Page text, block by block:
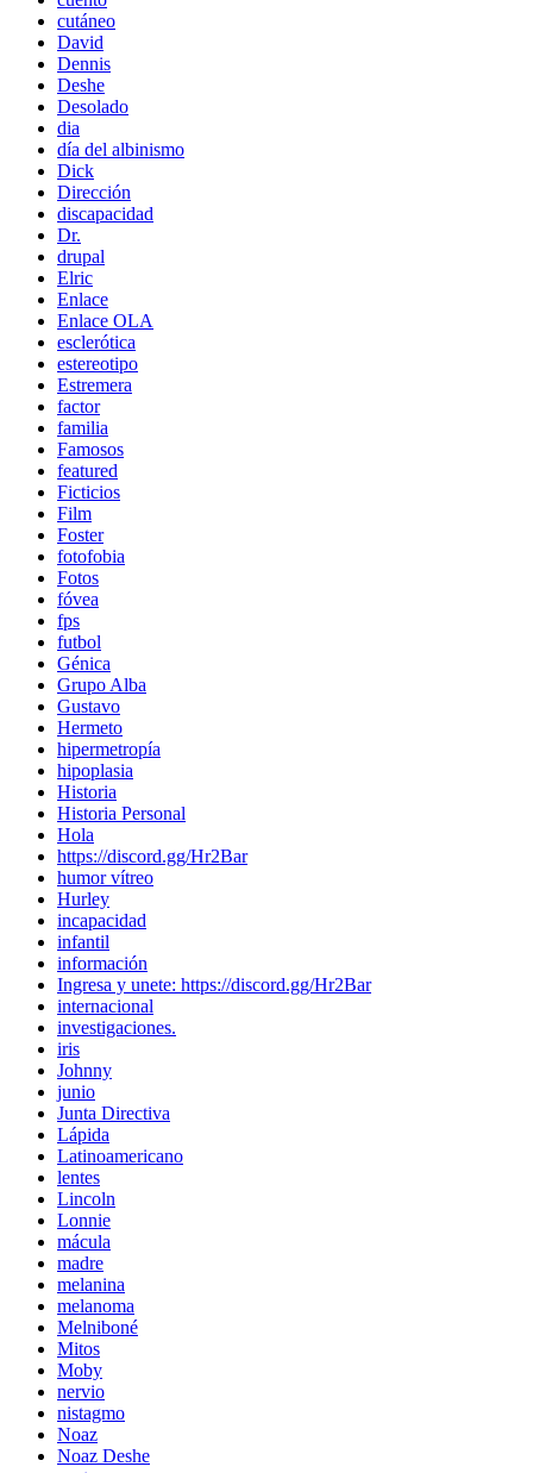
cutáneo
David
Dennis
Deshe
Desolado
dia
día del albinismo
Dick
Dirección
discapacidad
Dr.
drupal
Elric
Enlace
Enlace OLA
esclerótica
estereotipo
Estremera
factor
familia
Famosos
featured
Ficticios
Film
Foster
fotofobia
Fotos
fóvea
fps
futbol
Génica
Grupo Alba
Gustavo
Hermeto
hipermetropía
hipoplasia
Historia
Historia Personal
Hola
https://discord.gg/Hr2Bar
humor vítreo
Hurley
incapacidad
infantil
información
Ingresa y unete: https://discord.gg/Hr2Bar
internacional
investigaciones.
iris
Johnny
junio
Junta Directiva
Lápida
Latinoamericano
lentes
Lincoln
Lonnie
mácula
madre
melanina
melanoma
Melniboné
Mitos
Moby
nervio
nistagmo
Noaz
Noaz Deshe